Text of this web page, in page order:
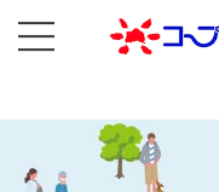
コープやまぐち お買い物・